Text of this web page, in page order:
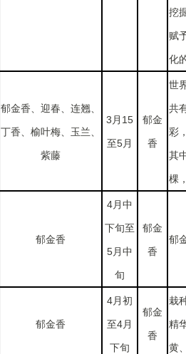
挖
赋
化
郁金香、迎春、连翘、
丁香、榆叶梅、玉兰、
紫藤
3月15
至5月
郁金
香
世
共
彩
其
棵
郁金香
4月中
下旬至
5月中
旬
郁金
香
郁
郁金香
4月初
至4月
下旬
郁金
香
栽
精
黄